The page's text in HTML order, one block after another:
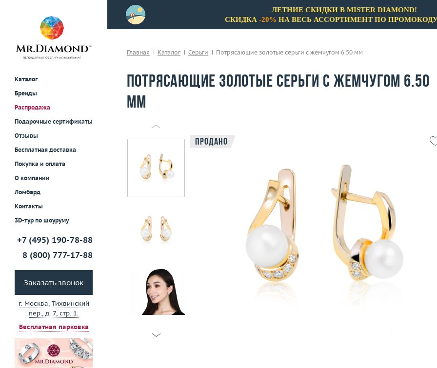
Каталог
Бренды
Распродажа
Подарочные сертификаты
Отзывы
Бесплатная доставка
Покупка и оплата
О компании
Ломбард
Контакты
3D-тур по шоуруму
+7 (495) 190-78-88
8 (800) 777-17-88
Заказать звонок
г. Москва, Тихвинский
пер., д. 7, стр. 1.
Бесплатная парковка
примерки!
ЛЕТНИЕ СКИДКИ В MISTER DIAMOND!
СКИДКА -20% НА ВЕСЬ АССОРТИМЕНТ ПО
Главная Каталог Серьги Потрясающие золотые серьги с жемчугом 6.50 мм
Потрясающие золотые серьги с жемчугом 6.50
мм
Продано